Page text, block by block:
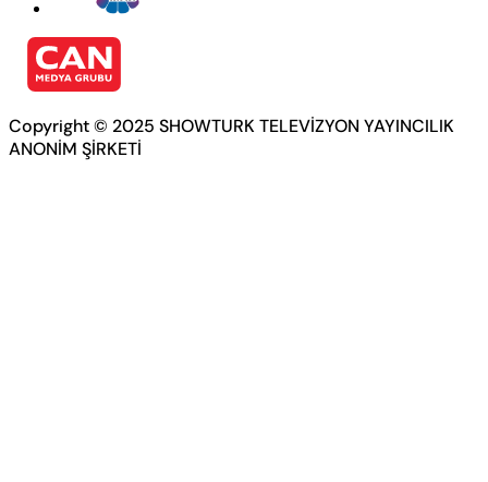
Copyright © 2025 SHOWTURK TELEVİZYON YAYINCILIK
ANONİM ŞİRKETİ